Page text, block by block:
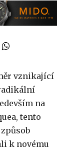
vznikající
na
tento
k novému